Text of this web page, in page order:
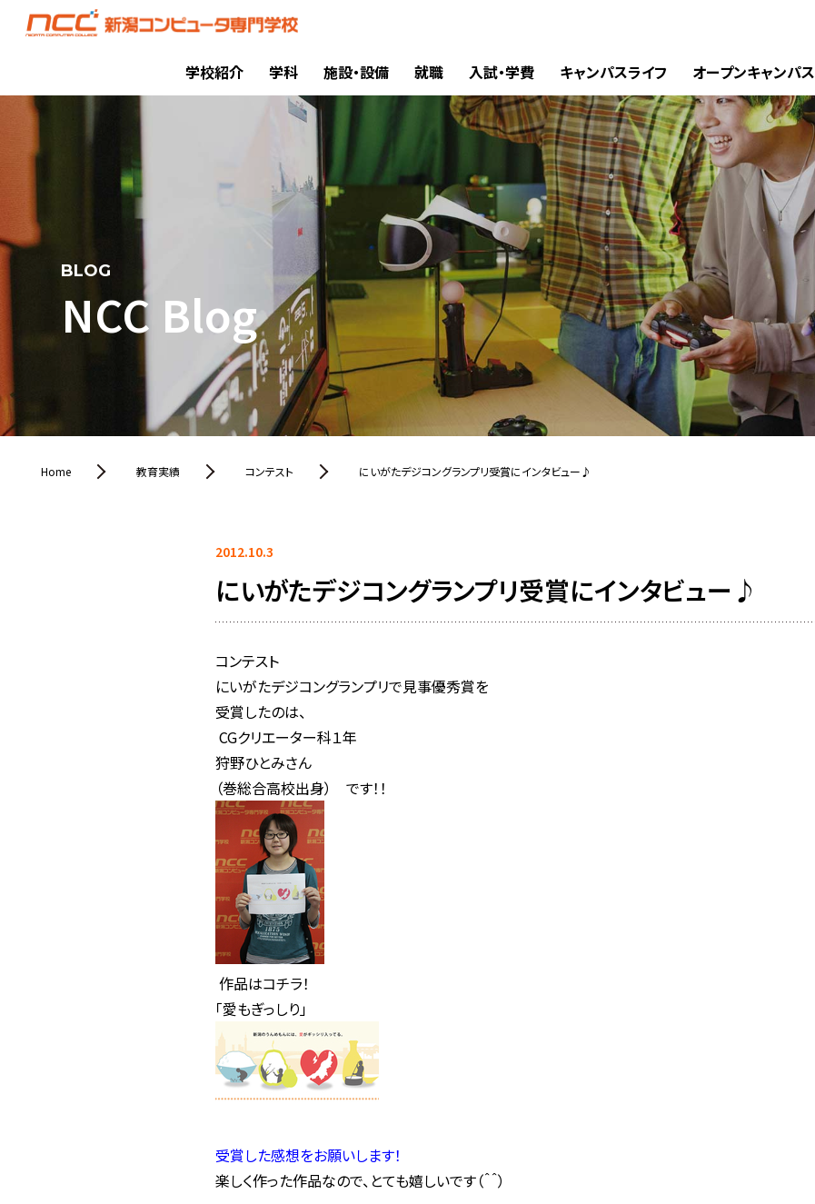
学校紹介 学科 施設・設備 就職 入試・学費 キャンパスライフ オープンキャンパス
BLOG
NCC Blog
Home 教育実績 コンテスト にいがたデジコングランプリ受賞にインタビュー♪
2012.10.3
にいがたデジコングランプリ受賞にインタビュー♪
コンテスト
にいがたデジコングランプリで見事優秀賞を
受賞したのは、
CGクリエーター科１年
狩野ひとみさん
（巻総合高校出身） です！！
作品はコチラ！
「愛もぎっしり」
受賞した感想をお願いします！
楽しく作った作品なので、とても嬉しいです（＾＾）